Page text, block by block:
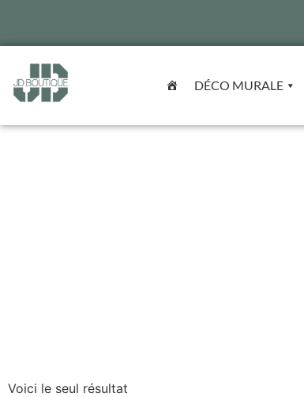
DÉCO MURALE
Voici le seul résultat